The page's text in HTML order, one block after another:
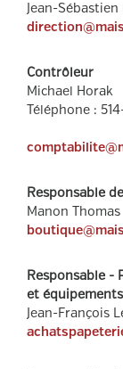
Jean-
Contrôleur
Michael Horak
Téléphone :
Responsable
Manon Thomas
Responsable -
et
Jean-François